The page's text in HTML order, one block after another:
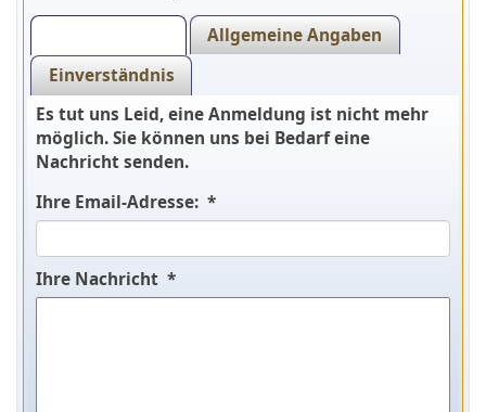
Allgemeine Angaben
Einverständnis
Es tut uns Leid, eine Anmeldung ist nicht mehr
möglich. Sie können uns bei Bedarf eine
Nachricht senden.
Ihre Email-Adresse: *
Ihre Nachricht *